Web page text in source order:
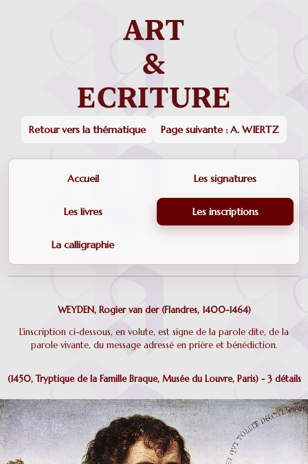
Retour vers la thématique Page suivante : A. WIERTZ
Accueil Les signatures
Les livres Les inscriptions
La calligraphie
WEYDEN, Rogier van der (Flandres, 1400-1464)
L'inscription ci-dessous, en volute, est signe de la parole dite, de la
parole vivante, du message adressé en prière et bénédiction.
(1450, Tryptique de la Famille Braque, Musée du Louvre, Paris) - 3 détails